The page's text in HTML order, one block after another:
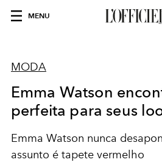
MENU
MODA
Emma Watson
perfeita para seus
Emma Watson nunca
assunto é tapete vermelho